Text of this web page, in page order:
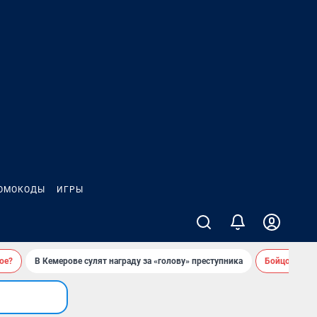
ИГРЫ
В Кемерове сулят награду за «голову» преступника Бойцовский